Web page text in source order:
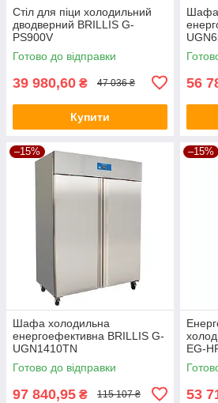
Стіл для піци холодильний
дводверний BRILLIS G-
PS900V
Готово до відправки
39 980,60 ₴ 47 036 ₴
Купити
Шафа
56
–15%
Шафа холодильна
енергоефективна BRILLIS G-
UGN1410TN
Готово до відправки
97 840,95 ₴ 115 107 ₴
–15%
EG-
53